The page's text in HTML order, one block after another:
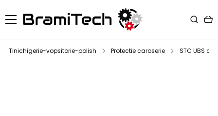
Tinichigerie-vopsitorie-polish Protectie caroserie STC UBS